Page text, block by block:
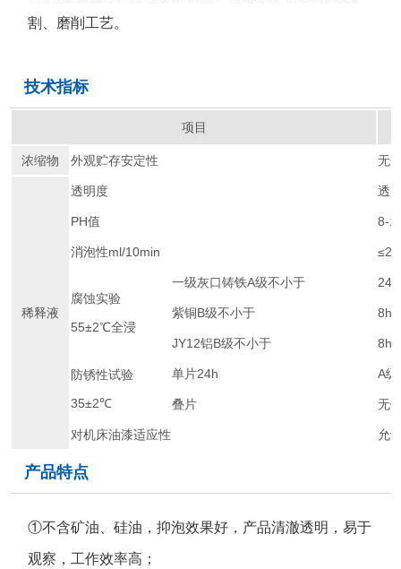
割、磨削工艺。
技术指标
项目
浓缩物 外观贮存安定性 无
稀释液
透明度 透
PH值 8-
消泡性ml/10min ≤2
腐蚀实验
55±2℃全浸
一级灰口铸铁A级不小于 24h
紫铜B级不小于 8h
JY12铝B级不小于 8h
防锈性试验
35±2℃
单片24h A级
叠片 无
对机床油漆适应性 允
产品特点
①不含矿油、硅油，抑泡效果好，产品清澈透明，易于
观察，工作效率高；